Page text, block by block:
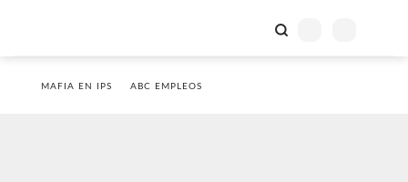
MAFIA EN IPS ABC EMPLEOS